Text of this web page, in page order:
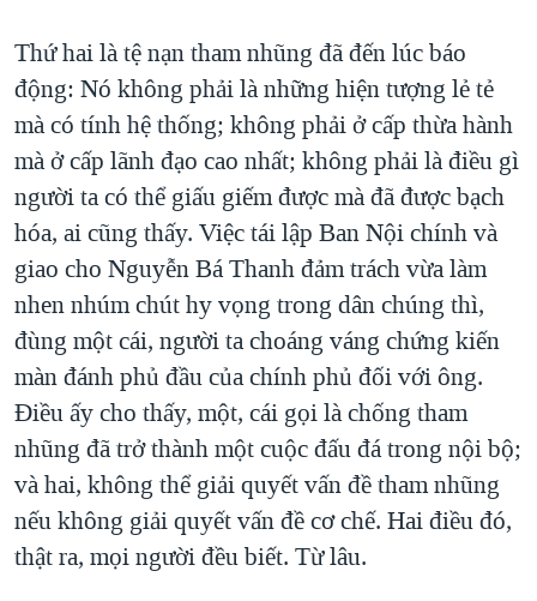
Thứ hai là tệ nạn tham nhũng đã đến lúc báo
động: Nó không phải là những hiện tượng lẻ tẻ
mà có tính hệ thống; không phải ở cấp thừa hành
mà ở cấp lãnh đạo cao nhất; không phải là điều gì
người ta có thể giấu giếm được mà đã được bạch
hóa, ai cũng thấy. Việc tái lập Ban Nội chính và
giao cho Nguyễn Bá Thanh đảm trách vừa làm
nhen nhúm chút hy vọng trong dân chúng thì,
đùng một cái, người ta choáng váng chứng kiến
màn đánh phủ đầu của chính phủ đối với ông.
Điều ấy cho thấy, một, cái gọi là chống tham
nhũng đã trở thành một cuộc đấu đá trong nội bộ;
và hai, không thể giải quyết vấn đề tham nhũng
nếu không giải quyết vấn đề cơ chế. Hai điều đó,
thật ra, mọi người đều biết. Từ lâu.